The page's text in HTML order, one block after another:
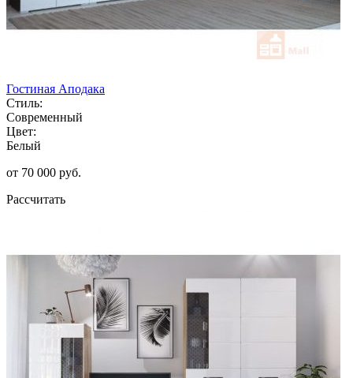
Гостиная Аподака
Стиль:
Современный
Цвет:
Белый
от 70 000 руб.
Рассчитать